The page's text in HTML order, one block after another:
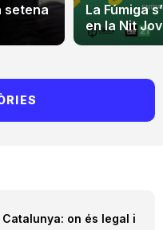
on és legal i
setena
La Fúmiga
en la Nit